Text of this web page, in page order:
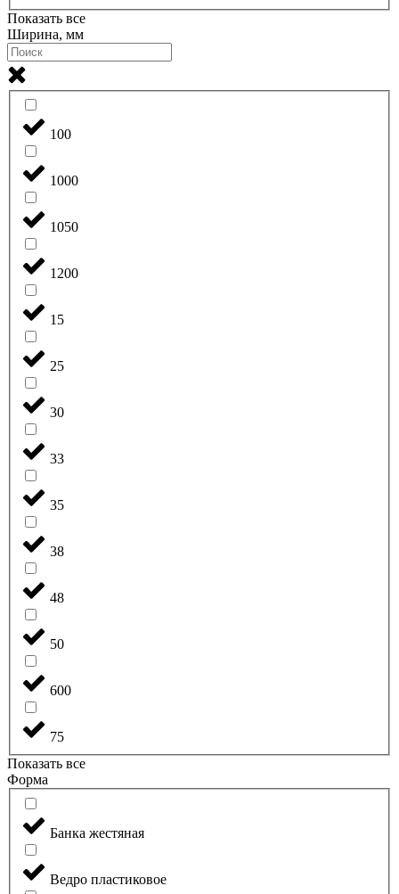
Показать все
Ширина, мм
100
1000
1050
1200
15
25
30
33
35
38
48
50
600
75
Показать все
Форма
Банка жестяная
Ведро пластиковое